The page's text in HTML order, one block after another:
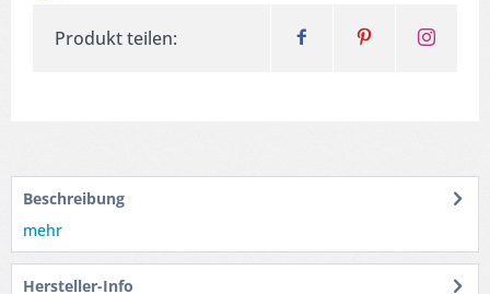
Produkt teilen:
Beschreibung
mehr
Hersteller-Info